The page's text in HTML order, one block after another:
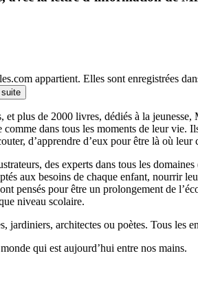
appartient. Elles sont enregistrées
suite
plus de 2000 livres, dédiés à la
dans tous les moments de leur
d’apprendre d’eux pour être là où leur
des experts dans tous les
aux besoins de chaque enfant, nourrir
pensés pour être un prolongement de
niveau scolaire.
architectes ou poètes. Tous les
qui est aujourd’hui entre nos mains.